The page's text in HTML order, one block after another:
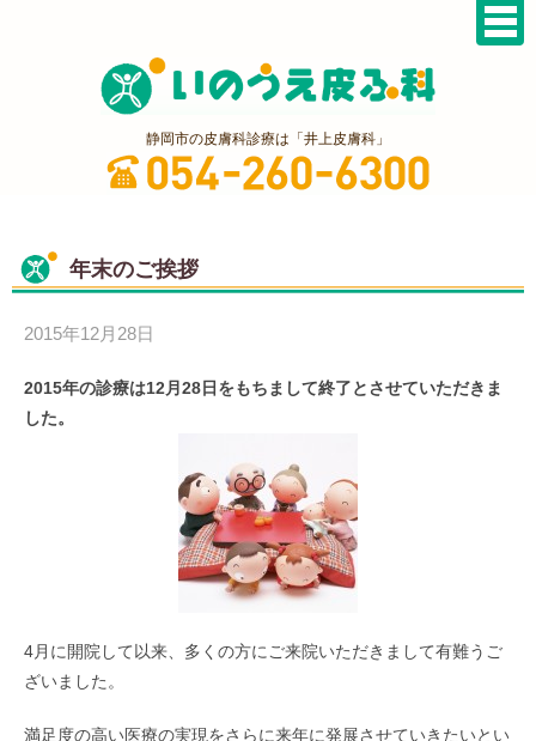
静岡市の皮膚科診療は「井上皮膚科」
年末のご挨拶
2015年12月28日
2015年の診療は12月28日をもちまして終了とさせていただきま
した。
4月に開院して以来、多くの方にご来院いただきまして有難うご
ざいました。
満足度の高い医療の実現をさらに来年に発展させていきたいとい